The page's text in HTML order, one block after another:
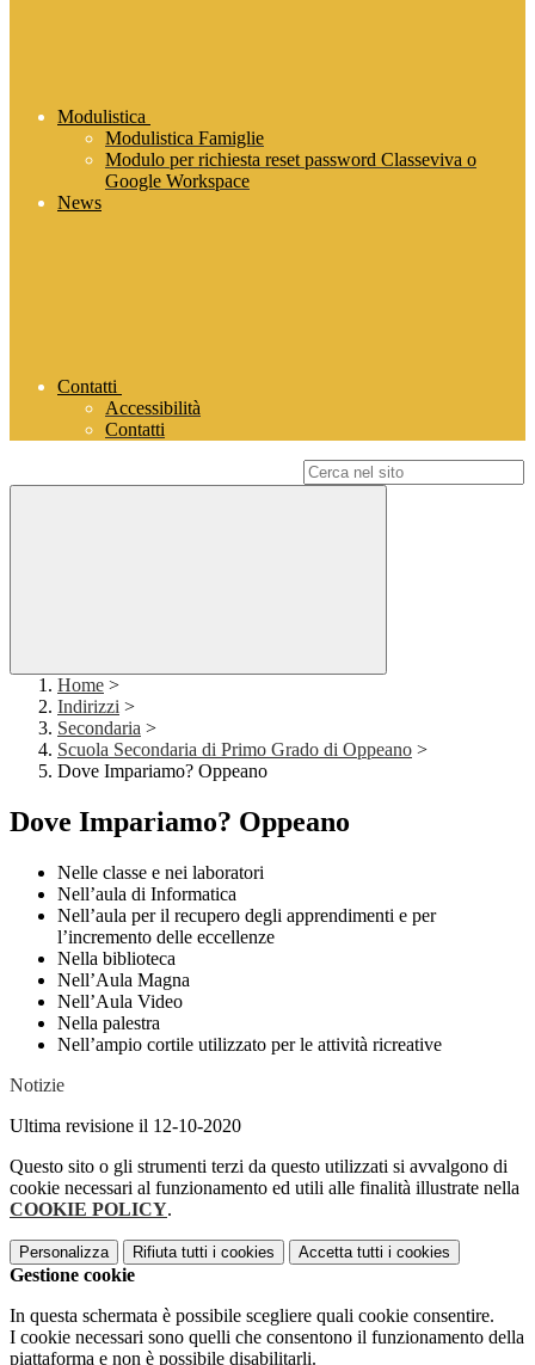
Modulistica
Modulistica Famiglie
Modulo per richiesta reset password Classeviva o
Google Workspace
News
Contatti
Accessibilità
Contatti
Home >
Indirizzi >
Secondaria >
Scuola Secondaria di Primo Grado di Oppeano >
Dove Impariamo? Oppeano
Dove Impariamo? Oppeano
Nelle classe e nei laboratori
Nell’aula di Informatica
Nell’aula per il recupero degli apprendimenti e per
l’incremento delle eccellenze
Nella biblioteca
Nell’Aula Magna
Nell’Aula Video
Nella palestra
Nell’ampio cortile utilizzato per le attività ricreative
Notizie
Ultima revisione il 12-10-2020
Questo sito o gli strumenti terzi da questo utilizzati si avvalgono di
cookie necessari al funzionamento ed utili alle finalità illustrate nella
COOKIE POLICY.
Personalizza Rifiuta tutti i cookies Accetta tutti i cookies
Gestione cookie
In questa schermata è possibile scegliere quali cookie consentire.
I cookie necessari sono quelli che consentono il funzionamento della
piattaforma e non è possibile disabilitarli.